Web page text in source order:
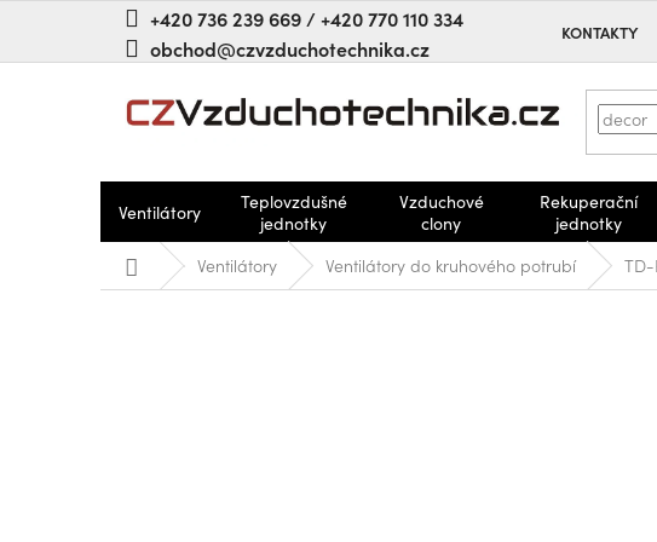
+420 736 239 669 / +420 770 110 334
obchod@czvzduchotechnika.cz
KONTAKTY
Ventilátory
Teplovzdušné
jednotky
Vzduchové
clony
Rekuperační
jednotky
Domů Ventilátory Ventilátory do kruhového potrubí